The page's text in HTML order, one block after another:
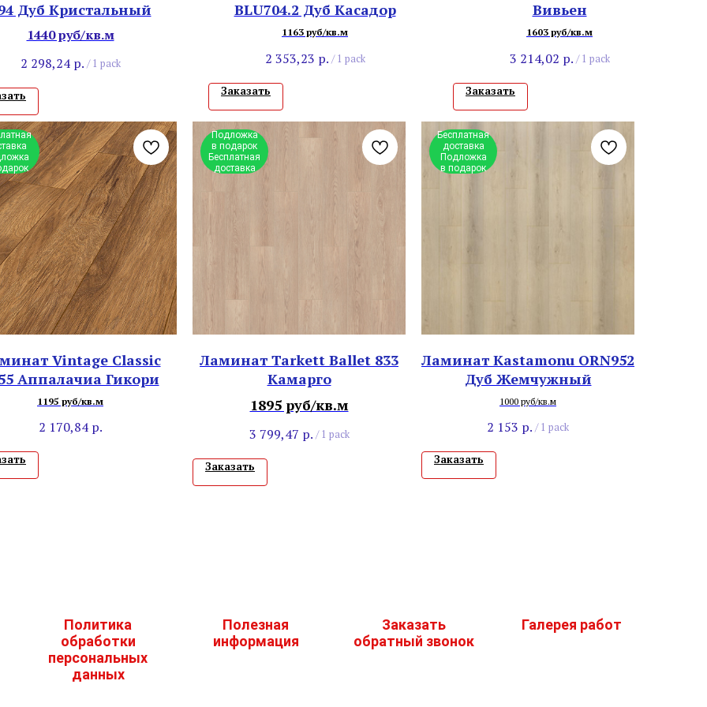
Дуб Кристальный
1440 руб/кв.м
2 298,24 р. / 1 pack
BLU704.2 Дуб Касадор
1163 руб/кв.м
2 353,23 р. / 1 pack
Заказать
Вивьен
1603 руб/кв.м
3 214,02 р. / 1 pack
Заказать
Vintage Classic
Аппалачиа Гикори
1195 руб/кв.м
2 170,84 р.
Подложка
в подарок
Бесплатная
доставка
Ламинат Tarkett Ballet 833
Камарго
1895 руб/кв.м
3 799,47 р. / 1 pack
Заказать
Бесплатная
доставка
Подложка
в подарок
Ламинат Kastamonu ORN952
Дуб Жемчужный
1000 руб/кв.м
2 153 р. / 1 pack
Заказать
Политика
обработки
персональных
данных
Полезная
информация
Заказать
обратный звонок
Галерея работ